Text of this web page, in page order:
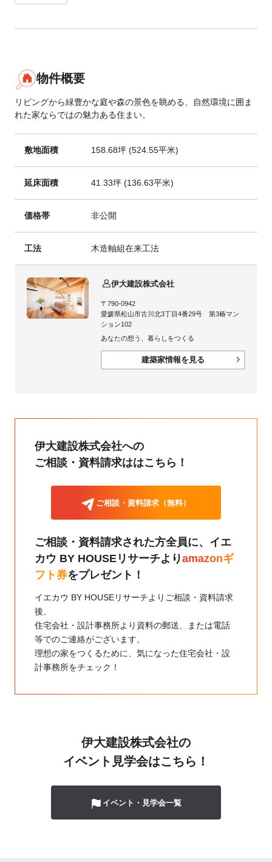
物件概要
リビングから緑豊かな庭や森の景色を眺める、自然環境に囲ま
れた家ならではの魅力ある住まい。
敷地面積 158.68坪 (524.55平米)
延床面積 41.33坪 (136.63平米)
価格帯 非公開
工法 木造軸組在来工法
伊大建設株式会社
〒790-0942
愛媛県松山市古川北3丁目4番29号 第3椿マン
ション102
あなたの想う、暮らしをつくる
建築家情報を見る
伊大建設株式会社への
ご相談・資料請求ははこちら！
ご相談・資料請求（無料）
ご相談・資料請求された方全員に、 イエ
カウ BY HOUSEリサーチよりamazonギ
フト券をプレゼント！
イエカウ BY HOUSEリサーチよりご相談・資料請求
後、
住宅会社・設計事務所より資料の郵送、または電話
等でのご連絡がございます。
理想の家をつくるために、気になった住宅会社・設
計事務所をチェック！
伊大建設株式会社の
イベント見学会はこちら！
イベント・見学会一覧